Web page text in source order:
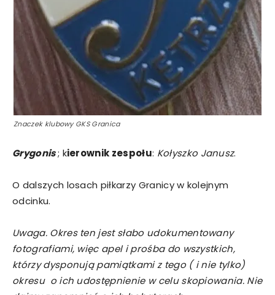
Znaczek klubowy GKS Granica
Grygonis; kierownik zespołu: Kołyszko Janusz.
O dalszych losach piłkarzy Granicy w kolejnym
odcinku.
Uwaga. Okres ten jest słabo udokumentowany
fotografiami, więc apel i prośba do wszystkich,
którzy dysponują pamiątkami z tego ( i nie tylko)
okresu o ich udostępnienie w celu skopiowania. Nie